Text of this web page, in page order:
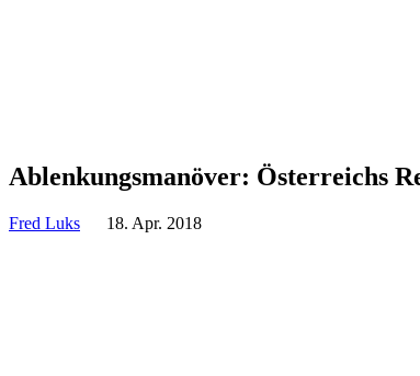
Ablen­kungs­ma­növer: Öster­reichs
Fred Luks 18. Apr. 2018